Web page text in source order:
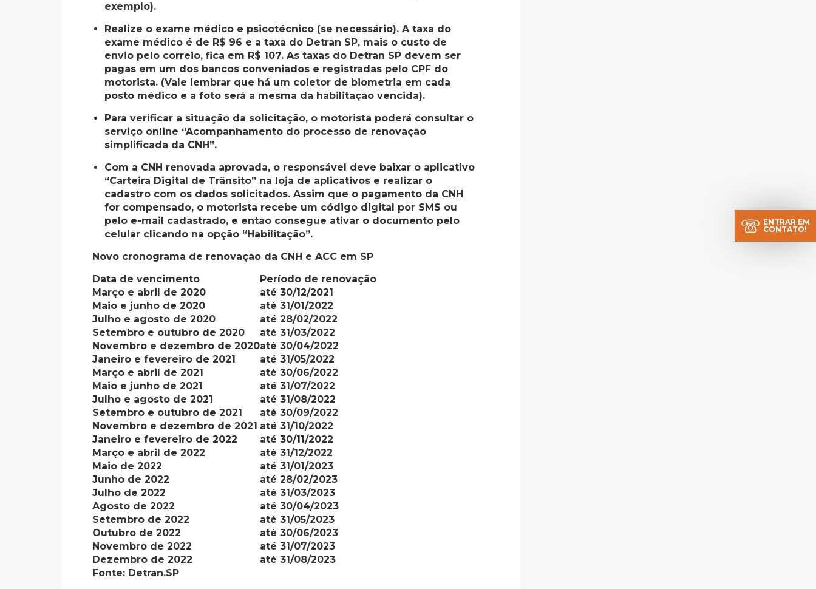
exemplo).
Realize o exame médico e psicotécnico (se necessário). A taxa do
exame médico é de R$ 96 e a taxa do Detran SP, mais o custo de
envio pelo correio, fica em R$ 107. As taxas do Detran SP devem ser
pagas em um dos bancos conveniados e registradas pelo CPF do
motorista. (Vale lembrar que há um coletor de biometria em cada
posto médico e a foto será a mesma da habilitação vencida).
Para verificar a situação da solicitação, o motorista poderá consultar o
serviço online “Acompanhamento do processo de renovação
simplificada da CNH”.
Com a CNH renovada aprovada, o responsável deve baixar o aplicativo
“Carteira Digital de Trânsito” na loja de aplicativos e realizar o
cadastro com os dados solicitados. Assim que o pagamento da CNH
for compensado, o motorista recebe um código digital por SMS ou
pelo e-mail cadastrado, e então consegue ativar o documento pelo
celular clicando na opção “Habilitação”.
Novo cronograma de renovação da CNH e ACC em SP
Data de vencimento
Período de renovação
Março e abril de 2020
até 30/12/2021
Maio e junho de 2020
até 31/01/2022
Julho e agosto de 2020
até 28/02/2022
Setembro e outubro de 2020
até 31/03/2022
Novembro e dezembro de 2020até 30/04/2022
Janeiro e fevereiro de 2021
até 31/05/2022
Março e abril de 2021
até 30/06/2022
Maio e junho de 2021
até 31/07/2022
Julho e agosto de 2021
até 31/08/2022
Setembro e outubro de 2021
até 30/09/2022
Novembro e dezembro de 2021 até 31/10/2022
Janeiro e fevereiro de 2022
até 30/11/2022
Março e abril de 2022
até 31/12/2022
Maio de 2022
até 31/01/2023
Junho de 2022
até 28/02/2023
Julho de 2022
até 31/03/2023
Agosto de 2022
até 30/04/2023
Setembro de 2022
até 31/05/2023
Outubro de 2022
até 30/06/2023
Novembro de 2022
até 31/07/2023
Dezembro de 2022
até 31/08/2023
Fonte: Detran.SP
ENTRAR EM
CONTATO!